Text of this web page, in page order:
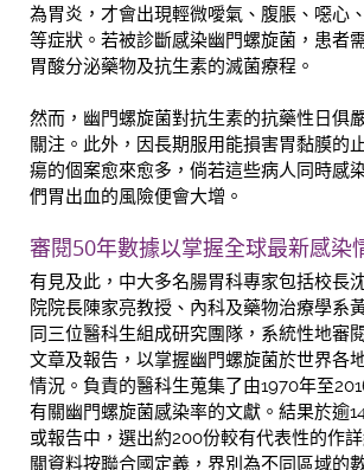
為胃炎，才會出現輕微噯氣、腹脹、噁心
等症狀。若被診斷感染幽門螺旋菌，患者
胃酸分泌藥物及抗生素的滅菌療程。
然而，幽門螺旋菌對抗生素的抗藥性日俱
關注。此外，因長期服用能損害胃黏膜的
瘍的個案愈來愈多，倘若這些病人同時感
們胃出血的風險便會大增。
審閱50年數據以掌握全球最新感染
有見及此，中大多名腸胃科專家包括校長
院院長陳家亮教授、內科及藥物治療學系
同三位醫科生組成研究團隊，系統性地審
文章及報告，以掌握幽門螺旋菌於世界各
情況。負責的醫科生蒐集了由1970年至
有關幽門螺旋菌感染率的文獻。結果於逾
或報告中，選出約200份較有代表性的作
關資料按聯合國定義，界別為不同區域的